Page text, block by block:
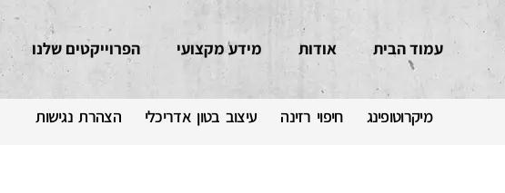
עמוד הבית אודות מידע מקצועי הפרוייקטים שלנו
מיקרוטופינג חיפוי רזינה עיצוב בטון אדריכלי הצהרת נגישות